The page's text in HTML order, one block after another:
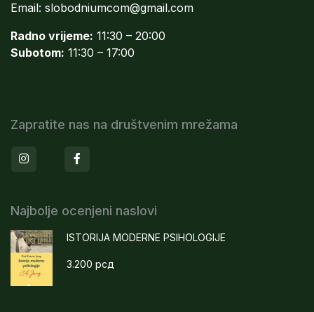
Email: slobodniumcom@gmail.com
Radno vrijeme: 11:30 – 20:00
Subotom: 11:30 – 17:00
Zapratite nas na društvenim mrežama
Instagram
Najbolje ocenjeni naslovi
ISTORIJA MODERNE PSIHOLOGIJE
3.200 рсд